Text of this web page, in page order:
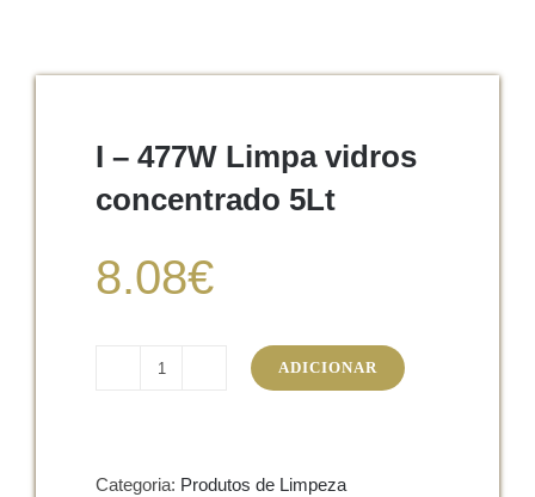
I – 477W Limpa vidros
concentrado 5Lt
8.08€
-
ADICIONAR
Categoria: Produtos de Limpeza